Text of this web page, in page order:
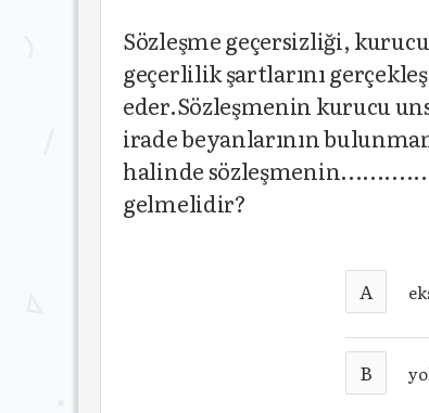
Sözleşme geçersizliği,
geçerlilik şartlarını
eder.Sözleşmenin kurucu
irade beyanlarının
halinde
gelmelidir?
A
B